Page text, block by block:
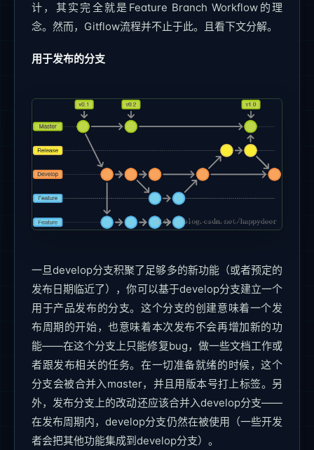
计，其实完全就是Feature Branch Workflow的理
念。然而，Gitflow流程并不止于此。且看下文分解。
用于发布的分支
一旦develop分支积聚了足够多的新功能（或者预定的
发布日期临近了），你可以基于develop分支建立一个
用于产品发布的分支。这个分支的创建意味着一个发
布周期的开始，也意味着本次发布不会再增加新的功
能——在这个分支上只能修复bug，做一些文档工作或
者跟发布相关的任务。在一切准备就绪的时候，这个
分支会被合并入master，并且用版本号打上标签。另
外，发布分支上的改动还应该合并入develop分支——
在发布周期内，develop分支仍然在被使用（一些开发
者会把其他功能集成到develop分支）。